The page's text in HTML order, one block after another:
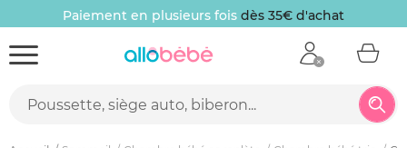
Paiement en plusieurs fois dès 35€ d'achat